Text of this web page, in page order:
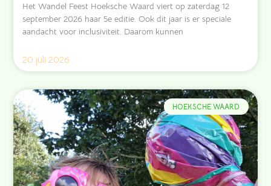
Het Wandel Feest Hoeksche Waard viert op zaterdag 12
september 2026 haar 5e editie. Ook dit jaar is er speciale
aandacht voor inclusiviteit. Daarom kunnen
20 juli 2026
HOEKSCHE WAARD